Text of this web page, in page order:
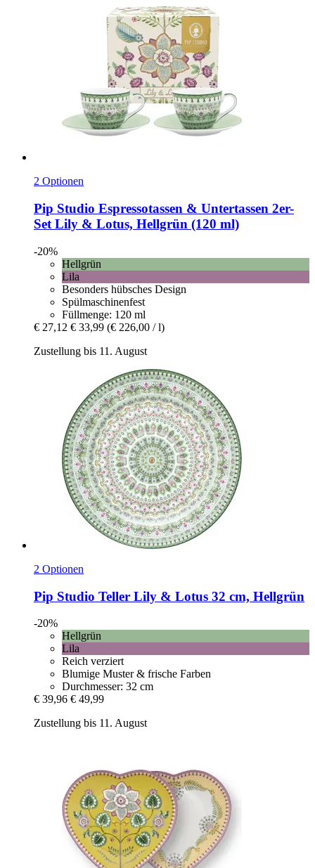
2 Optionen
Pip Studio Espressotassen & Untertassen 2er-​
Set Lily & Lotus, Hellgrün (120 ml)
-20%
Hellgrün
Lila
Besonders hübsches Design
Spülmaschinenfest
Füllmenge: 120 ml
€ 27,12 € 33,99 (€ 226,00 / l)
Zustellung bis 11. August
2 Optionen
Pip Studio Teller Lily & Lotus 32 cm, Hellgrün
-20%
Hellgrün
Lila
Reich verziert
Blumige Muster & frische Farben
Durchmesser: 32 cm
€ 39,96 € 49,99
Zustellung bis 11. August